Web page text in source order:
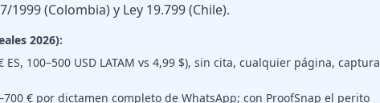
1999 (Colombia) y Ley 19.799 (Chile).
2026):
100–500 USD LATAM vs 4,99 $), sin cita, cualquier página, captura
€ por dictamen completo de WhatsApp; con ProofSnap el perito